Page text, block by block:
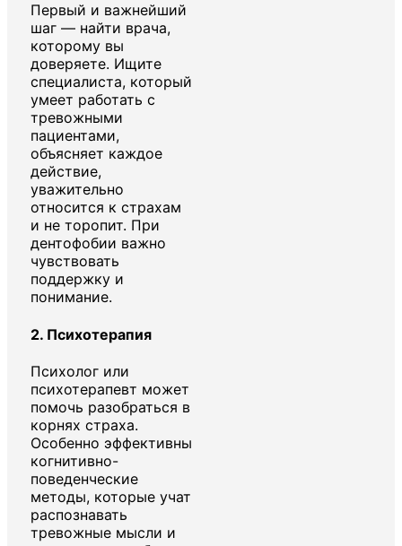
Первый и важнейший
шаг — найти врача,
которому вы
доверяете. Ищите
специалиста, который
умеет работать с
тревожными
пациентами,
объясняет каждое
действие,
уважительно
относится к страхам
и не торопит. При
дентофобии важно
чувствовать
поддержку и
понимание.
2. Психотерапия
Психолог или
психотерапевт может
помочь разобраться в
корнях страха.
Особенно эффективны
когнитивно-
поведенческие
методы, которые учат
распознавать
тревожные мысли и